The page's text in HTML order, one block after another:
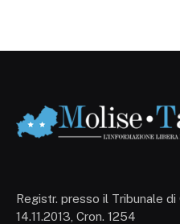
Registr. presso il Tribunale
14.11.2013, Cron. 1254